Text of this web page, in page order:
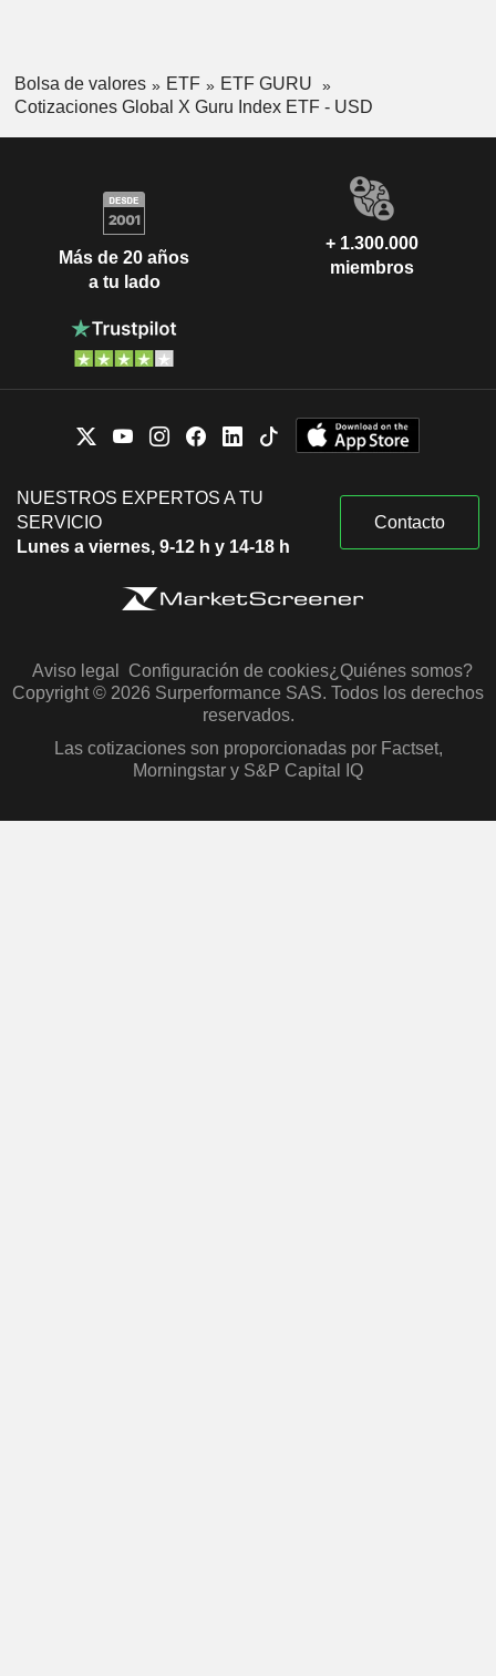
Bolsa de valores ETF
ETF GURU
Cotizaciones Global X Guru Index ETF - USD
Más de 20 años
a tu lado
+ 1.300.000
miembros
NUESTROS EXPERTOS A TU
SERVICIO
Lunes a viernes, 9-12 h y 14-18 h
Contacto
Aviso legal Configuración de cookies¿Quiénes somos?
Copyright © 2026 Surperformance SAS. Todos los derechos
reservados.
Las cotizaciones son proporcionadas por Factset,
Morningstar y S&P Capital IQ